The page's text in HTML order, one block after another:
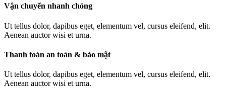
Vận chuyển nhanh chóng
Ut tellus dolor, dapibus eget, elementum vel, cursus eleifend, elit.
Aenean auctor wisi et urna.
Thanh toán an toàn & bảo mật
Ut tellus dolor, dapibus eget, elementum vel, cursus eleifend, elit.
Aenean auctor wisi et urna.